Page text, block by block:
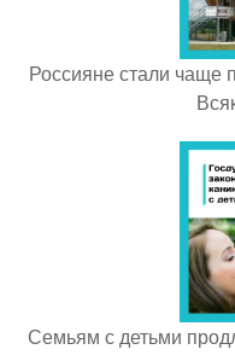
Россияне стали чаще
Семьям с детьми